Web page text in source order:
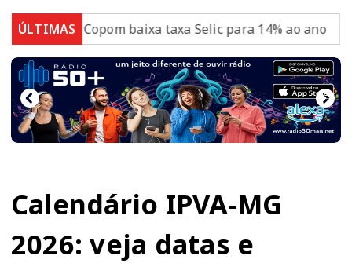
ÚLTIMAS
Copom baixa taxa Selic para 14% ao ano Ideb mostra
Calendário IPVA-MG
2026: veja datas e